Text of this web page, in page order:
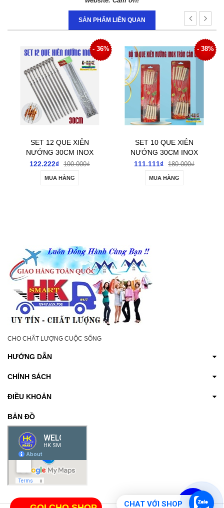
SẢN PHẨM LIÊN QUAN
- 36%
SET 12 QUE XIÊN
NƯỚNG 30CM INOX
DẸT CÁN MÓC
122.222₫ 190.000₫
MUA HÀNG
- 38%
SET 10 QUE XIÊN
NƯỚNG 30CM INOX
TRÒN CÁN GỖ
111.111₫ 180.000₫
MUA HÀNG
CHO CHẤT LƯỢNG CUỘC SỐNG
HƯỚNG DẪN
CHÍNH SÁCH
ĐIỀU KHOẢN
BẢN ĐỒ
CHAT VỚI SHOP